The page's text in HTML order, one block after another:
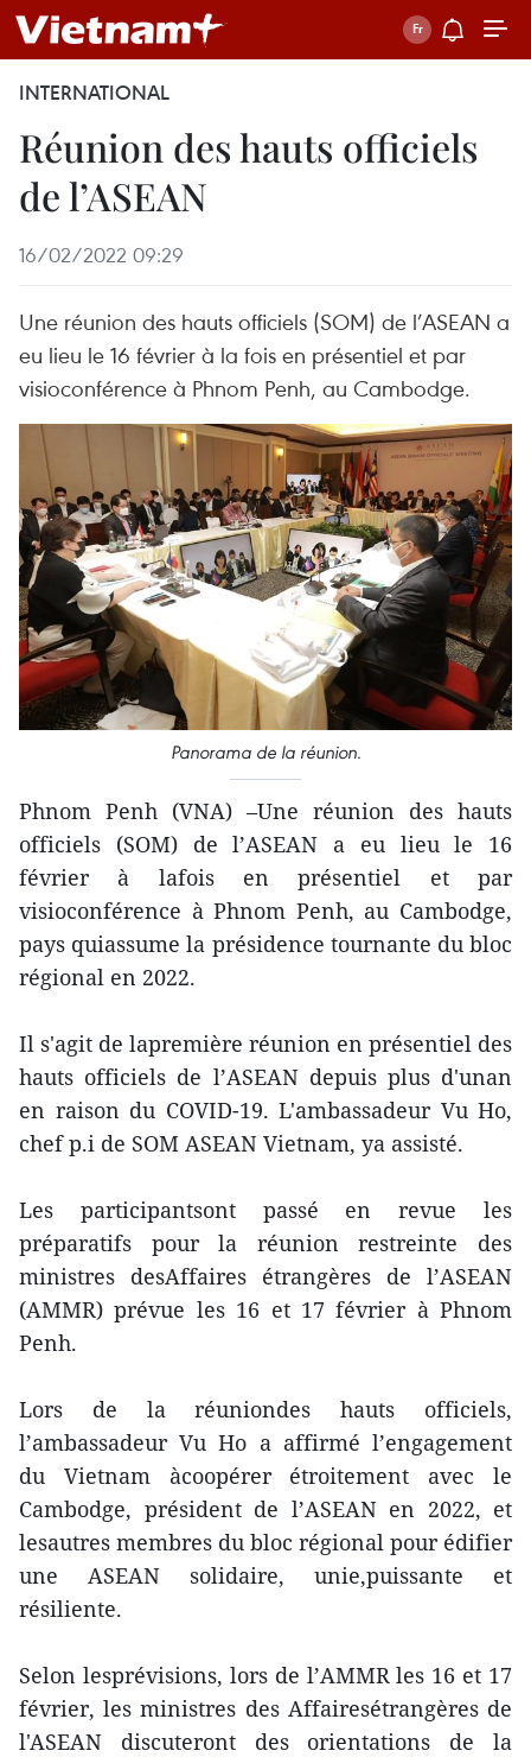
INTERNATIONAL
Réunion des hauts officiels
de l’ASEAN
16/02/2022 09:29
Une réunion des hauts officiels (SOM) de l’ASEAN a
eu lieu le 16 février à la fois en présentiel et par
visioconférence à Phnom Penh, au Cambodge.
Panorama de la réunion.
Phnom Penh (VNA) –Une réunion des hauts
officiels (SOM) de l’ASEAN a eu lieu le 16
février à lafois en présentiel et par
visioconférence à Phnom Penh, au Cambodge,
pays quiassume la présidence tournante du bloc
régional en 2022.
Il s'agit de lapremière réunion en présentiel des
hauts officiels de l’ASEAN depuis plus d'unan
en raison du COVID-19. L'ambassadeur Vu Ho,
chef p.i de SOM ASEAN Vietnam, ya assisté.
Les participantsont passé en revue les
préparatifs pour la réunion restreinte des
ministres desAffaires étrangères de l’ASEAN
(AMMR) prévue les 16 et 17 février à Phnom
Penh.
Lors de la réuniondes hauts officiels,
l’ambassadeur Vu Ho a affirmé l’engagement
du Vietnam àcoopérer étroitement avec le
Cambodge, président de l’ASEAN en 2022, et
lesautres membres du bloc régional pour édifier
une ASEAN solidaire, unie,puissante et
résiliente.
Selon lesprévisions, lors de l’AMMR les 16 et 17
février, les ministres des Affairesétrangères de
l'ASEAN discuteront des orientations de la